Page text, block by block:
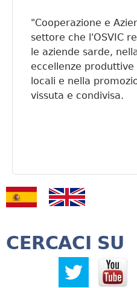
"Cooperazione e
settore che l'OSVIC
le aziende sarde,
eccellenze
locali e nella
vissuta e condivisa.
CERCACI SU